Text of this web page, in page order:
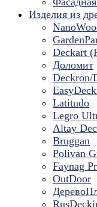
Изделия из
Deckart
Доломит
Deckron/
Latitudo
Legro
Altay
Bruggan
Polivan
Faynag
OutDoor